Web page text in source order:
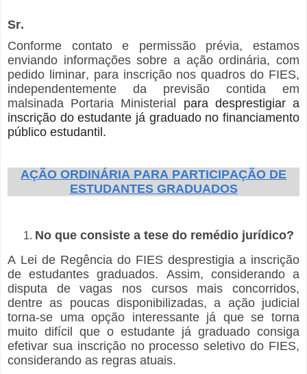
Sr.
Conforme contato e permissão prévia, estamos
enviando informações sobre a ação ordinária, com
pedido liminar, para inscrição nos quadros do FIES,
independentemente da previsão contida em
malsinada Portaria Ministerial para desprestigiar a
inscrição do estudante já graduado no financiamento
público estudantil.
AÇÃO ORDINÁRIA PARA PARTICIPAÇÃO DE
ESTUDANTES GRADUADOS
No que consiste a tese do remédio jurídico?
A Lei de Regência do FIES desprestigia a inscrição
de estudantes graduados. Assim, considerando a
disputa de vagas nos cursos mais concorridos,
dentre as poucas disponibilizadas, a ação judicial
torna-se uma opção interessante já que se torna
muito difícil que o estudante já graduado consiga
efetivar sua inscrição no processo seletivo do FIES,
considerando as regras atuais.